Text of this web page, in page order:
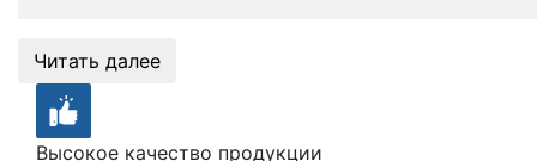
Читать далее
Высокое качество продукции